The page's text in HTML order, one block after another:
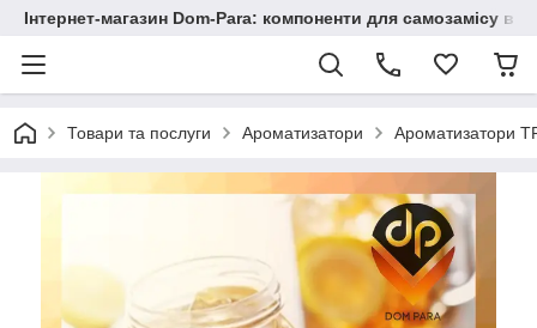
Інтернет-магазин Dom-Para: компоненти для самозамісу
Товари та послуги Ароматизатори Ароматизатори